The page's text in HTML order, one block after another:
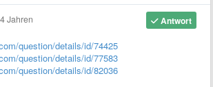
Antwort
Jahren
question/details/id/74425
question/details/id/77583
question/details/id/82036